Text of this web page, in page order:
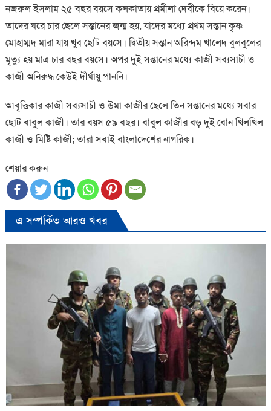
নজরুল ইসলাম ২৫ বছর বয়সে কলকাতায় প্রমীলা দেবীকে বিয়ে করেন।
তাদের ঘরে চার ছেলে সন্তানের জন্ম হয়, যাদের মধ্যে প্রথম সন্তান কৃষ্ণ
মোহাম্মদ মারা যায় খুব ছোট বয়সে। দ্বিতীয় সন্তান অরিন্দম খালেদ বুলবুলের
মৃত্যু হয় মাত্র চার বছর বয়সে। অপর দুই সন্তানের মধ্যে কাজী সব্যসাচী ও
কাজী অনিরুদ্ধ কেউই দীর্ঘায়ু পাননি।
আবৃত্তিকার কাজী সব্যসাচী ও উমা কাজীর ছেলে তিন সন্তানের মধ্যে সবার
ছোট বাবুল কাজী। তার বয়স ৫৯ বছর। বাবুল কাজীর বড় দুই বোন খিলখিল
কাজী ও মিষ্টি কাজী; তারা সবাই বাংলাদেশের নাগরিক।
শেয়ার করুন
এ সম্পর্কিত আরও খবর